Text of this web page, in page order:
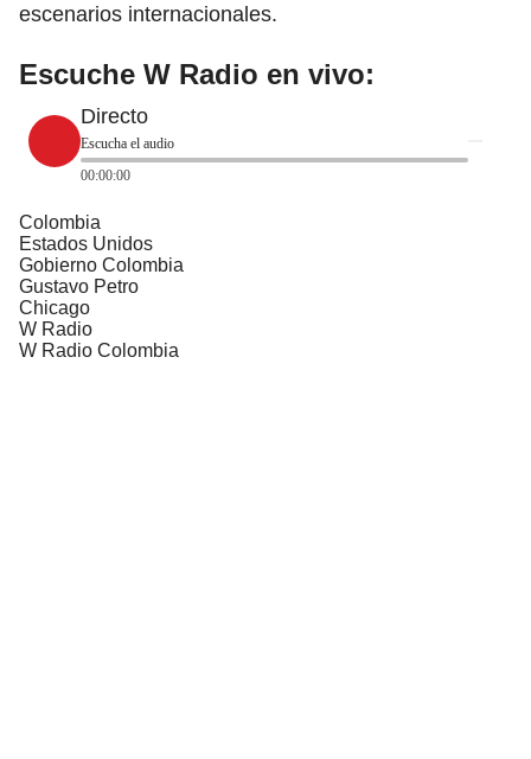
escenarios internacionales.
Escuche W Radio en vivo:
Directo
Escucha el audio
00:00:00
Colombia
Estados Unidos
Gobierno Colombia
Gustavo Petro
Chicago
W Radio
W Radio Colombia